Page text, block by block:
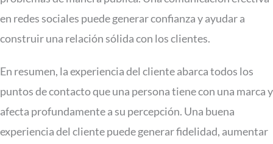
en redes sociales puede generar confianza y ayudar a
construir una relación sólida con los clientes.
En resumen, la experiencia del cliente abarca todos los
puntos de contacto que una persona tiene con una marca y
afecta profundamente a su percepción. Una buena
experiencia del cliente puede generar fidelidad, aumentar